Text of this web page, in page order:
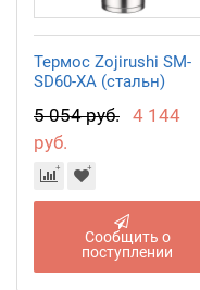
Термос Zojirushi SM-
SD60-XA (стальн)
5 054 руб. 4 144
руб.
Сообщить о
поступлении